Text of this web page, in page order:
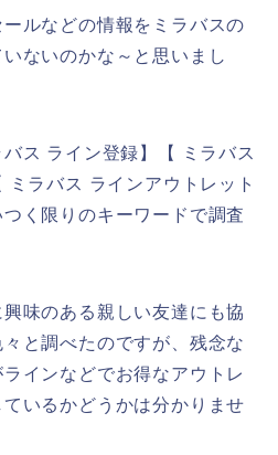
ルなどの情報をミラバスの
ないのかな～と思いまし
ス ライン登録】【 ミラバス
ラバス ラインアウトレット
く限りのキーワードで調査
味のある親しい友達にも協
と調べたのですが、残念な
インなどでお得なアウトレ
いるかどうかは分かりませ